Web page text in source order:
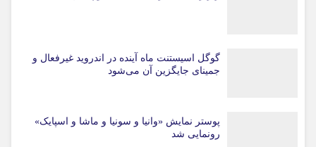
گوگل اسیستنت ماه آینده در اندروید غیرفعال و
جمینای جایگزین آن می‌شود
پوستر نمایش «وانیا و سونیا و ماشا و اسپایک»
رونمایی شد